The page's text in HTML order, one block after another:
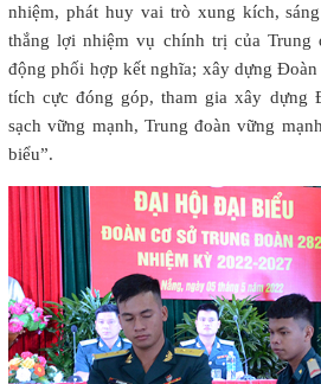
nhiệm, phát huy vai trò xung kích,
thắng lợi nhiệm vụ chính trị của Trung
động phối hợp kết nghĩa; xây dựng Đoàn
tích cực đóng góp, tham gia xây dựng
sạch vững mạnh, Trung đoàn vững
biểu”.